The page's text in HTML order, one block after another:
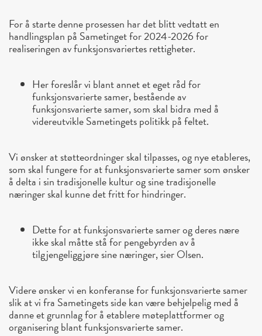
For å starte denne prosessen har det blitt vedtatt en
handlingsplan på Sametinget for 2024-2026 for
realiseringen av funksjonsvariertes rettigheter.
Her foreslår vi blant annet et eget råd for
funksjonsvarierte samer, bestående av
funksjonsvarierte samer, som skal bidra med å
videreutvikle Sametingets politikk på feltet.
Vi ønsker at støtteordninger skal tilpasses, og nye etableres,
som skal fungere for at funksjonsvarierte samer som ønsker
å delta i sin tradisjonelle kultur og sine tradisjonelle
næringer skal kunne det fritt for hindringer.
Dette for at funksjonsvarierte samer og deres nære
ikke skal måtte stå for pengebyrden av å
tilgjengeliggjøre sine næringer, sier Olsen.
Videre ønsker vi en konferanse for funksjonsvarierte samer
slik at vi fra Sametingets side kan være behjelpelig med å
danne et grunnlag for å etablere møteplattformer og
organisering blant funksjonsvarierte samer.